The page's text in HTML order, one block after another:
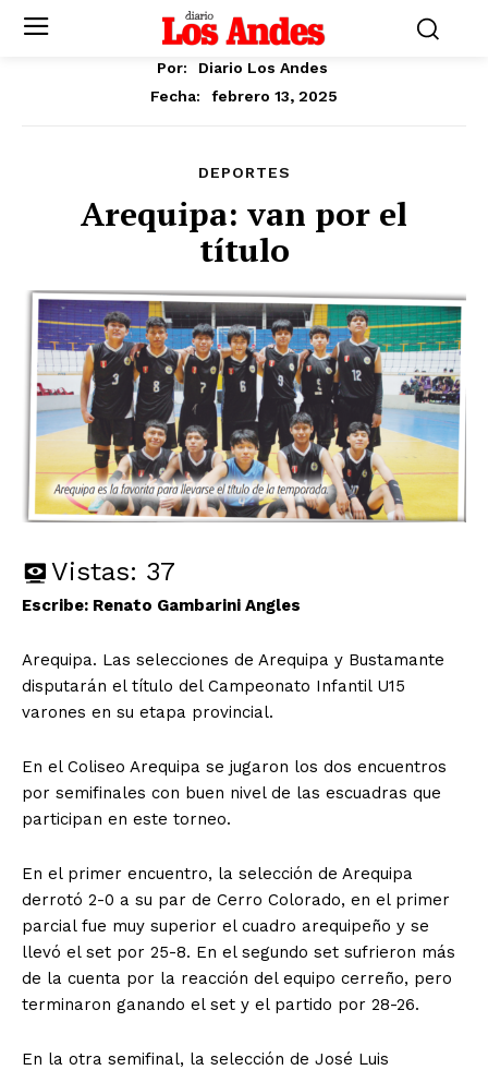
Por:
Diario Los Andes
Fecha:
febrero 13, 2025
DEPORTES
Arequipa: van por el
título
Vistas: 37
Escribe: Renato Gambarini Angles
Arequipa. Las selecciones de Arequipa y Bustamante
disputarán el título del Campeonato Infantil U15
varones en su etapa provincial.
En el Coliseo Arequipa se jugaron los dos encuentros
por semifinales con buen nivel de las escuadras que
participan en este torneo.
En el primer encuentro, la selección de Arequipa
derrotó 2-0 a su par de Cerro Colorado, en el primer
parcial fue muy superior el cuadro arequipeño y se
llevó el set por 25-8. En el segundo set sufrieron más
de la cuenta por la reacción del equipo cerreño, pero
terminaron ganando el set y el partido por 28-26.
En la otra semifinal, la selección de José Luis